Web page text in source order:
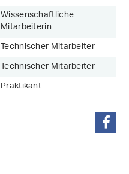
Wissenschaftliche
Mitarbeiterin
Technischer Mitarbeiter
Technischer Mitarbeiter
Praktikant